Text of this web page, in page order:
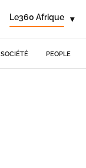
Le360 Afrique ▾
SOCIÉTÉ PEOPLE